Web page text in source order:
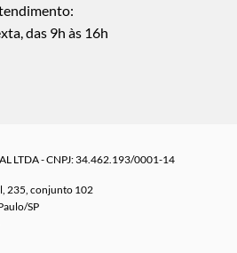
das 9h às 16h
LTDA - CNPJ: 34.462.193/0001-14
235, conjunto 102
SP